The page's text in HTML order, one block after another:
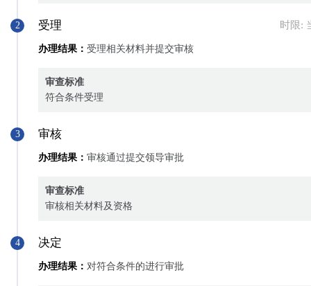
2 受理 时限:
办理结果： 受理相关材料并提交审核
审查标准
符合条件受理
3 审核
办理结果： 审核通过提交领导审批
审查标准
审核相关材料及资格
4 决定
办理结果： 对符合条件的进行审批